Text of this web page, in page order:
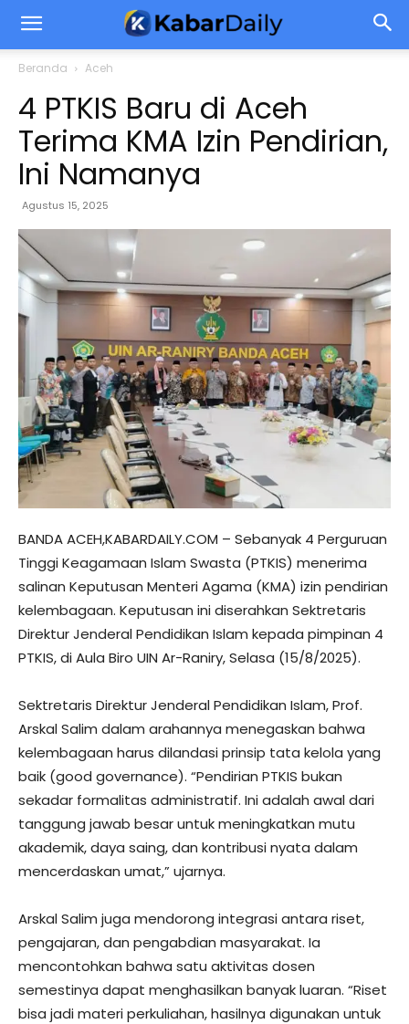
Beranda Aceh
4 PTKIS Baru di Aceh
Terima KMA Izin Pendirian,
Ini Namanya
Agustus 15, 2025
BANDA ACEH,KABARDAILY.COM – Sebanyak 4 Perguruan
Tinggi Keagamaan Islam Swasta (PTKIS) menerima
salinan Keputusan Menteri Agama (KMA) izin pendirian
kelembagaan. Keputusan ini diserahkan Sektretaris
Direktur Jenderal Pendidikan Islam kepada pimpinan 4
PTKIS, di Aula Biro UIN Ar-Raniry, Selasa (15/8/2025).
Sektretaris Direktur Jenderal Pendidikan Islam, Prof.
Arskal Salim dalam arahannya menegaskan bahwa
kelembagaan harus dilandasi prinsip tata kelola yang
baik (good governance). “Pendirian PTKIS bukan
sekadar formalitas administratif. Ini adalah awal dari
tanggung jawab besar untuk meningkatkan mutu
akademik, daya saing, dan kontribusi nyata dalam
mencerdaskan umat,” ujarnya.
Arskal Salim juga mendorong integrasi antara riset,
pengajaran, dan pengabdian masyarakat. Ia
mencontohkan bahwa satu aktivitas dosen
semestinya dapat menghasilkan banyak luaran. “Riset
bisa jadi materi perkuliahan, hasilnya digunakan untuk